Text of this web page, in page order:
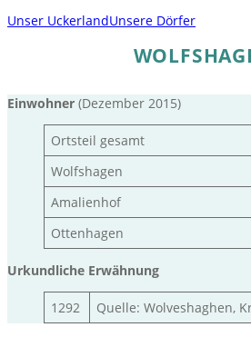
Unser UckerlandUnsere Dörfer
Einwohner (Dezember 2015)
Ortsteil gesamt
Wolfshagen
Amalienhof
Ottenhagen
Urkundliche Erwähnung
1292 Quelle: Wolveshaghen,